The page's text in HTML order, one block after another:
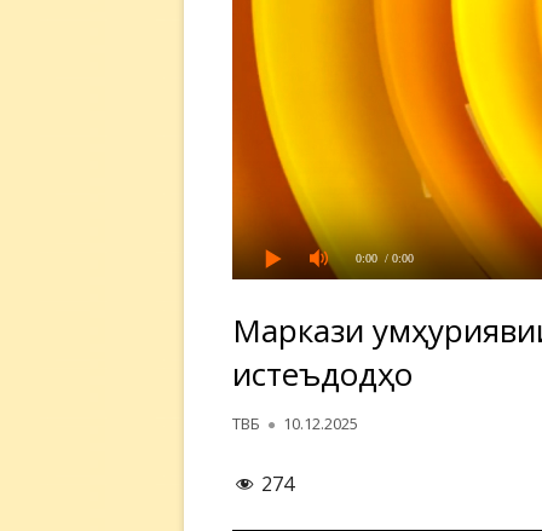
0:00 / 0:00
Маркази
истеъдодҳо
Автор
ТВБ Опубликовано
10.12.2025
274